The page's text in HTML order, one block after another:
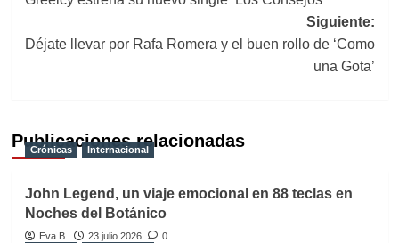
de
entradas
Siguiente:
Déjate llevar por Rafa Romera y el buen rollo de ‘Como
una Gota’
Publicaciones relacionadas
Crónicas Internacional
John Legend, un viaje emocional en 88 teclas en
Noches del Botánico
Eva B. 23 julio 2026
0